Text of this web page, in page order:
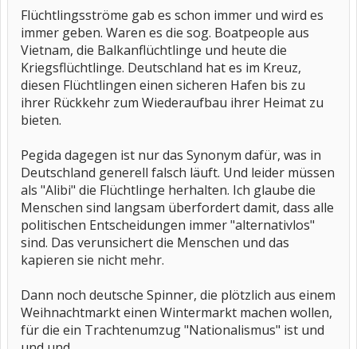
Flüchtlingsströme gab es schon immer und wird es
immer geben. Waren es die sog. Boatpeople aus
Vietnam, die Balkanflüchtlinge und heute die
Kriegsflüchtlinge. Deutschland hat es im Kreuz,
diesen Flüchtlingen einen sicheren Hafen bis zu
ihrer Rückkehr zum Wiederaufbau ihrer Heimat zu
bieten.
Pegida dagegen ist nur das Synonym dafür, was in
Deutschland generell falsch läuft. Und leider müssen
als "Alibi" die Flüchtlinge herhalten. Ich glaube die
Menschen sind langsam überfordert damit, dass alle
politischen Entscheidungen immer "alternativlos"
sind. Das verunsichert die Menschen und das
kapieren sie nicht mehr.
Dann noch deutsche Spinner, die plötzlich aus einem
Weihnachtmarkt einen Wintermarkt machen wollen,
für die ein Trachtenumzug "Nationalismus" ist und